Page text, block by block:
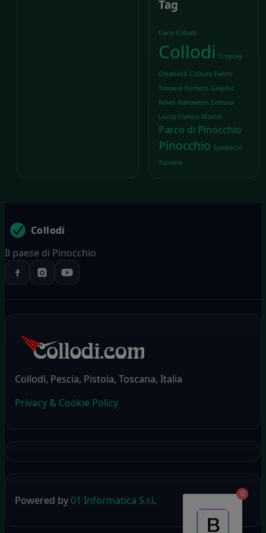
Tag
Carlo Collodi
Collodi Cosplay
Creatività Cultura Eventi
Toscana Fumetti Graphic
Novel Halloween Lettura
Lucca Comics Mostre
Parco di Pinocchio
Pinocchio Spettacoli
Toscana
Collodi
Il paese di Pinocchio
Collodi, Pescia, Pistoia, Toscana, Italia
Privacy & Cookie Policy
Powered by 01 Informatica S.r.l. 0